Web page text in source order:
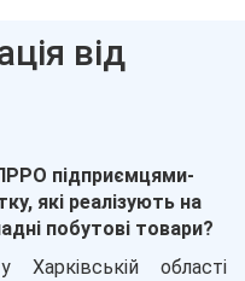
від
підприємцями-
які реалізують на
побутові товари?
області